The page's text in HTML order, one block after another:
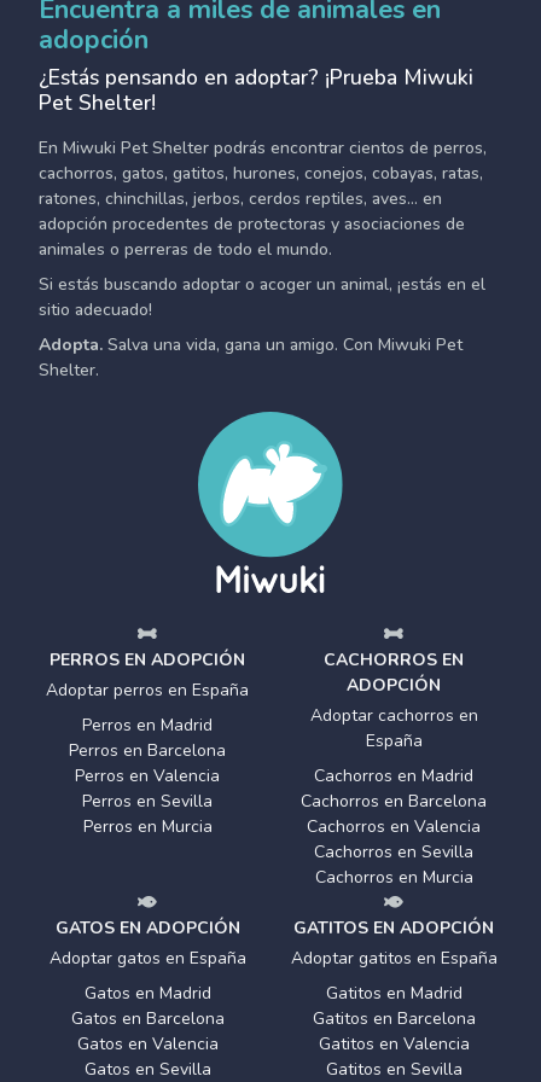
Encuentra a miles de animales en
adopción
¿Estás pensando en adoptar? ¡Prueba Miwuki
Pet Shelter!
En Miwuki Pet Shelter podrás encontrar cientos de perros,
cachorros, gatos, gatitos, hurones, conejos, cobayas, ratas,
ratones, chinchillas, jerbos, cerdos reptiles, aves... en
adopción procedentes de protectoras y asociaciones de
animales o perreras de todo el mundo.
Si estás buscando adoptar o acoger un animal, ¡estás en el
sitio adecuado!
Adopta. Salva una vida, gana un amigo. Con Miwuki Pet
Shelter.
PERROS EN ADOPCIÓN
Adoptar perros en España
Perros en Madrid
Perros en Barcelona
Perros en Valencia
Perros en Sevilla
Perros en Murcia
CACHORROS EN
ADOPCIÓN
Adoptar cachorros en
España
Cachorros en Madrid
Cachorros en Barcelona
Cachorros en Valencia
Cachorros en Sevilla
Cachorros en Murcia
GATOS EN ADOPCIÓN
Adoptar gatos en España
Gatos en Madrid
Gatos en Barcelona
Gatos en Valencia
Gatos en Sevilla
GATITOS EN ADOPCIÓN
Adoptar gatitos en España
Gatitos en Madrid
Gatitos en Barcelona
Gatitos en Valencia
Gatitos en Sevilla